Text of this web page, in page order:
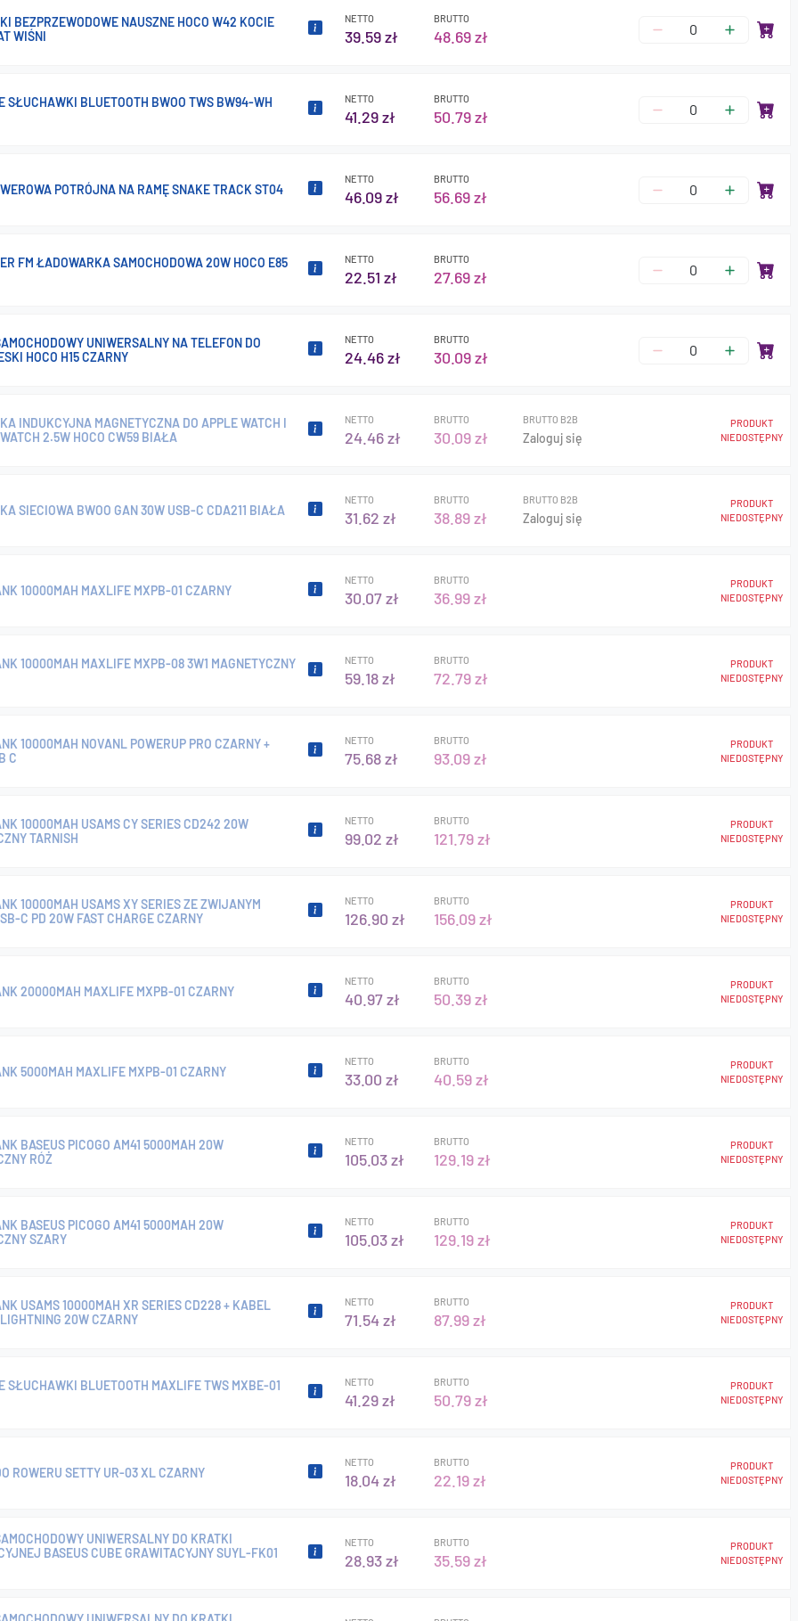
BEZPRZEWODOWE NAUSZNE HOCO W42 KOCIE
WIŚNI
NETTO
39.59 zł
BRUTTO
48.69 zł
SŁUCHAWKI BLUETOOTH BWOO TWS BW94-WH NETTO
41.29 zł
BRUTTO
50.79 zł
POTRÓJNA NA RAMĘ SNAKE TRACK ST04
NETTO
46.09 zł
BRUTTO
56.69 zł
FM ŁADOWARKA SAMOCHODOWA 20W HOCO E85 NETTO
22.51 zł
BRUTTO
27.69 zł
UNIWERSALNY NA TELEFON DO
HOCO H15 CZARNY
NETTO
24.46 zł
BRUTTO
30.09 zł
INDUKCYJNA MAGNETYCZNA DO APPLE WATCH I
2.5W HOCO CW59 BIAŁA
NETTO
24.46 zł
BRUTTO
30.09 zł
BRUTTO B2B
Zaloguj się
PRODUKT
NIEDOSTĘPNY
SIECIOWA BWOO GAN 30W USB-C CDA211 BIAŁA
NETTO
31.62 zł
BRUTTO
38.89 zł
BRUTTO B2B
Zaloguj się
PRODUKT
NIEDOSTĘPNY
10000MAH MAXLIFE MXPB-01 CZARNY
NETTO
30.07 zł
BRUTTO
36.99 zł
PRODUKT
NIEDOSTĘPNY
10000MAH MAXLIFE MXPB-08 3W1 MAGNETYCZNY NETTO
59.18 zł
BRUTTO
72.79 zł
PRODUKT
NIEDOSTĘPNY
10000MAH NOVANL POWERUP PRO CZARNY +
C
NETTO
75.68 zł
BRUTTO
93.09 zł
PRODUKT
NIEDOSTĘPNY
10000MAH USAMS CY SERIES CD242 20W
TARNISH
NETTO
99.02 zł
BRUTTO
121.79 zł
PRODUKT
NIEDOSTĘPNY
10000MAH USAMS XY SERIES ZE ZWIJANYM
C PD 20W FAST CHARGE CZARNY
NETTO
126.90 zł
BRUTTO
156.09 zł
PRODUKT
NIEDOSTĘPNY
20000MAH MAXLIFE MXPB-01 CZARNY
NETTO
40.97 zł
BRUTTO
50.39 zł
PRODUKT
NIEDOSTĘPNY
5000MAH MAXLIFE MXPB-01 CZARNY
NETTO
33.00 zł
BRUTTO
40.59 zł
PRODUKT
NIEDOSTĘPNY
BASEUS PICOGO AM41 5000MAH 20W
RÓŻ
NETTO
105.03 zł
BRUTTO
129.19 zł
PRODUKT
NIEDOSTĘPNY
BASEUS PICOGO AM41 5000MAH 20W
SZARY
NETTO
105.03 zł
BRUTTO
129.19 zł
PRODUKT
NIEDOSTĘPNY
USAMS 10000MAH XR SERIES CD228 + KABEL
20W CZARNY
NETTO
71.54 zł
BRUTTO
87.99 zł
PRODUKT
NIEDOSTĘPNY
SŁUCHAWKI BLUETOOTH MAXLIFE TWS MXBE-01 NETTO
41.29 zł
BRUTTO
50.79 zł
PRODUKT
NIEDOSTĘPNY
ROWERU SETTY UR-03 XL CZARNY
NETTO
18.04 zł
BRUTTO
22.19 zł
PRODUKT
NIEDOSTĘPNY
UNIWERSALNY DO KRATKI
BASEUS CUBE GRAWITACYJNY SUYL-FK01
NETTO
28.93 zł
BRUTTO
35.59 zł
PRODUKT
NIEDOSTĘPNY